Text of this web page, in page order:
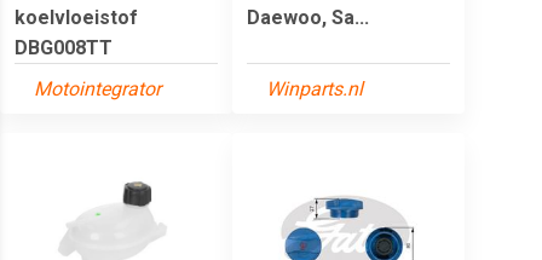
koelvloeistof
DBG008TT
Motointegrator
Daewoo, Sa...
Winparts.nl